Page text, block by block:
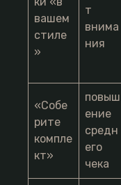
вашем
стиле
»
т
внима
ния
«Собе
рите
компле
кт»
повыш
ение
средн
его
чека